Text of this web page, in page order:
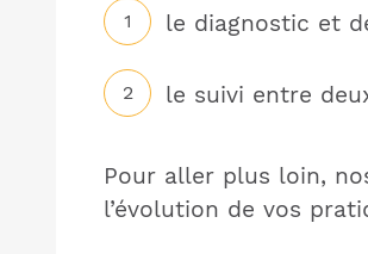
le diagnostic et
le suivi entre
Pour aller plus loin,
l’évolution de vos